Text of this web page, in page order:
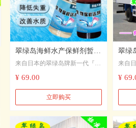
翠绿岛海鲜水产保鲜剂暂养
运输保活剂养殖增活剂生物
保鲜活剂日本进口原液
来自日本的翠绿岛牌新一代『
海鲜水产暂养专用·生物保鲜活
型），对于鱼虾蟹贝的保鲜、保
活效果显著，能够大幅度地减少
率，延长存活时间。该原液极大
¥ 69.00
立即购买
翠绿
保鲜
1+1
来自
鲜水
活效
率，
¥